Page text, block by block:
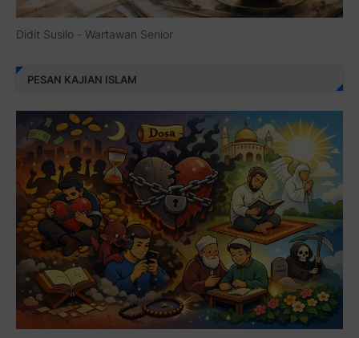
Didit Susilo - Wartawan Senior
PESAN KAJIAN ISLAM